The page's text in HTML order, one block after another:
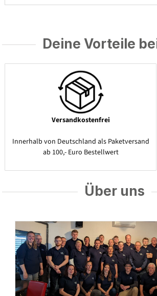
Deine Vorteile
Versandkostenfrei
Innerhalb von Deutschland als Paketversand
ab 100,- Euro Bestellwert
Über uns